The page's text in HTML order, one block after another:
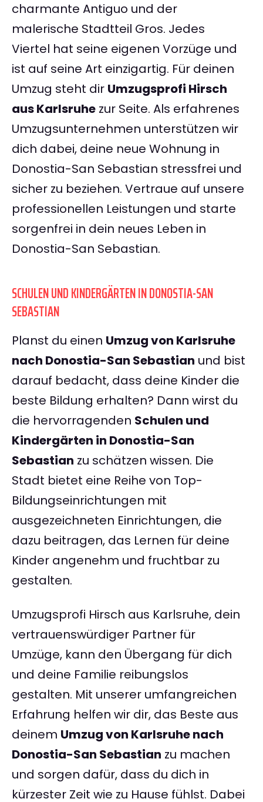
charmante Antiguo und der
malerische Stadtteil Gros. Jedes
Viertel hat seine eigenen Vorzüge und
ist auf seine Art einzigartig. Für deinen
Umzug steht dir Umzugsprofi Hirsch
aus Karlsruhe zur Seite. Als erfahrenes
Umzugsunternehmen unterstützen wir
dich dabei, deine neue Wohnung in
Donostia-San Sebastian stressfrei und
sicher zu beziehen. Vertraue auf unsere
professionellen Leistungen und starte
sorgenfrei in dein neues Leben in
Donostia-San Sebastian.
SCHULEN UND KINDERGÄRTEN IN DONOSTIA-SAN
SEBASTIAN
Planst du einen Umzug von Karlsruhe
nach Donostia-San Sebastian und bist
darauf bedacht, dass deine Kinder die
beste Bildung erhalten? Dann wirst du
die hervorragenden Schulen und
Kindergärten in Donostia-San
Sebastian zu schätzen wissen. Die
Stadt bietet eine Reihe von Top-
Bildungseinrichtungen mit
ausgezeichneten Einrichtungen, die
dazu beitragen, das Lernen für deine
Kinder angenehm und fruchtbar zu
gestalten.
Umzugsprofi Hirsch aus Karlsruhe, dein
vertrauenswürdiger Partner für
Umzüge, kann den Übergang für dich
und deine Familie reibungslos
gestalten. Mit unserer umfangreichen
Erfahrung helfen wir dir, das Beste aus
deinem Umzug von Karlsruhe nach
Donostia-San Sebastian zu machen
und sorgen dafür, dass du dich in
kürzester Zeit wie zu Hause fühlst. Dabei